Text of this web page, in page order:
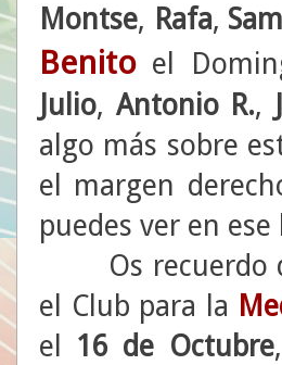
Montse, Rafa,
Benito el
Julio, Antonio R.,
algo más sobre
el margen
puedes ver en ese
Os recuerdo
el Club para la
el 16 de Octubre